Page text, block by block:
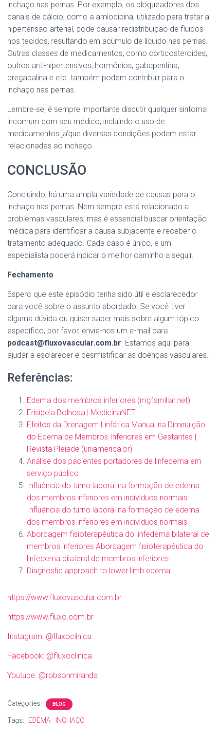
inchaço nas pernas. Por exemplo, os bloqueadores dos
canais de cálcio, como a amlodipina, utilizado para tratar a
hipertensão arterial, pode causar redistribuição de fluidos
nos tecidos, resultando em acúmulo de líquido nas pernas.
Outras classes de medicamentos, como corticosteroides,
outros anti-hipertensivos, hormônios, gabapentina,
pregabalina e etc. também podem contribuir para o
inchaço nas pernas.
Lembre-se, é sempre importante discutir qualquer sintoma
incomum com seu médico, incluindo o uso de
medicamentos ja’que diversas condições podem estar
relacionadas ao inchaço.
CONCLUSÃO
Concluindo, há uma ampla variedade de causas para o
inchaço nas pernas. Nem sempre está relacionado a
problemas vasculares, mas é essencial buscar orientação
médica para identificar a causa subjacente e receber o
tratamento adequado. Cada caso é único, e um
especialista poderá indicar o melhor caminho a seguir.
Fechamento
Espero que este episódio tenha sido útil e esclarecedor
para você sobre o assunto abordado. Se você tiver
alguma dúvida ou quiser saber mais sobre algum tópico
específico, por favor, envie-nos um e-mail para
podcast@fluxovascular.com.br. Estamos aqui para
ajudar a esclarecer e desmistificar as doenças vasculares.
Referências:
Edema dos membros inferiores (mgfamiliar.net)
Erisipela Bolhosa | MedicinaNET
Efeitos da Drenagem Linfática Manual na Diminuição
do Edema de Membros Inferiores em Gestantes |
Revista Pleiade (uniamerica.br)
Análise dos pacientes portadores de linfedema em
serviço público
Influência do turno laboral na formação de edema
dos membros inferiores em indivíduos normais
Influência do turno laboral na formação de edema
dos membros inferiores em indivíduos normais
Abordagem fisioterapêutica do linfedema bilateral de
membros inferiores Abordagem fisioterapêutica do
linfedema bilateral de membros inferiores
Diagnostic approach to lower limb edema
⁠https://www.fluxovascular.com.br⁠
⁠https://www.fluxo.com.br⁠
⁠Instagram: @fluxoclinica⁠
⁠Facebook: @fluxoclinica⁠
⁠Youtube: @robsonmiranda
Categories: BLOG
Tags: EDEMA INCHAÇO